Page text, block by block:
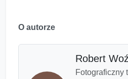
O autorze
Robert
Fotograficzny